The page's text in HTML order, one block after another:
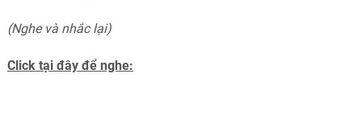
(Nghe và nhắc lại)
Click tại đây để nghe: